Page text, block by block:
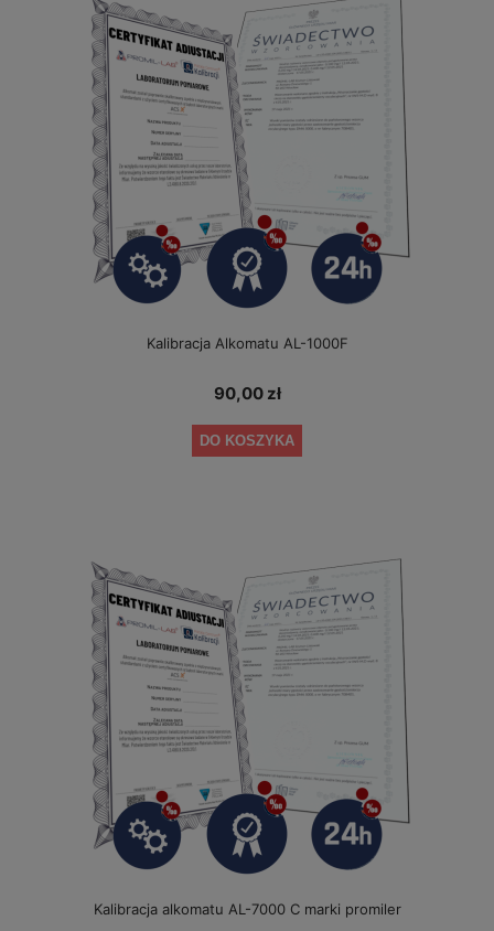
Kalibracja Alkomatu AL-1000F
90,00 zł
DO KOSZYKA
Kalibracja alkomatu AL-7000 C marki promiler